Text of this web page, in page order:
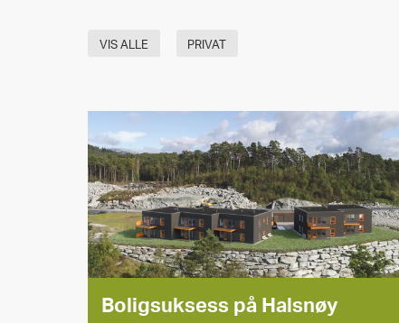
VIS ALLE PRIVAT
Boligsuksess på Halsnøy